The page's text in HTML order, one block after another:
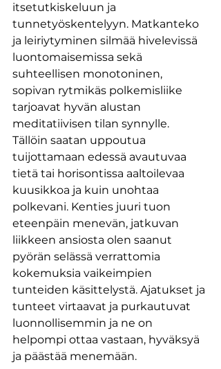
itsetutkiskeluun ja
tunnetyöskentelyyn. Matkanteko
ja leiriytyminen silmää hivelevissä
luontomaisemissa sekä
suhteellisen monotoninen,
sopivan rytmikäs polkemisliike
tarjoavat hyvän alustan
meditatiivisen tilan synnylle.
Tällöin saatan uppoutua
tuijottamaan edessä avautuvaa
tietä tai horisontissa aaltoilevaa
kuusikkoa ja kuin unohtaa
polkevani. Kenties juuri tuon
eteenpäin menevän, jatkuvan
liikkeen ansiosta olen saanut
pyörän selässä verrattomia
kokemuksia vaikeimpien
tunteiden käsittelystä. Ajatukset ja
tunteet virtaavat ja purkautuvat
luonnollisemmin ja ne on
helpompi ottaa vastaan, hyväksyä
ja päästää menemään.